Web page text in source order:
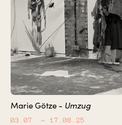
Marie Götze - Umzug
03.07. – 17.08.25